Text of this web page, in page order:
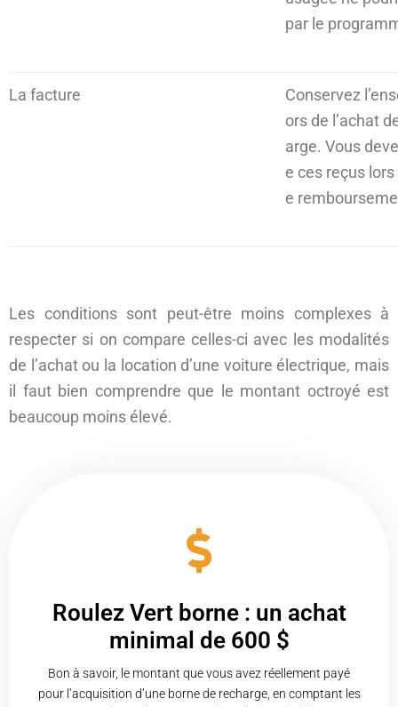
par le
La facture
Conservez
ors de l’achat
arge. Vous
e ces reçus
e
Les conditions sont peut-être moins complexes à
respecter si on compare celles-ci avec les modalités
de l’achat ou la location d’une voiture électrique, mais
il faut bien comprendre que le montant octroyé est
beaucoup moins élevé.
Roulez Vert borne : un achat
minimal de 600 $
Bon à savoir, le montant que vous avez réellement payé
pour l’acquisition d’une borne de recharge, en comptant les